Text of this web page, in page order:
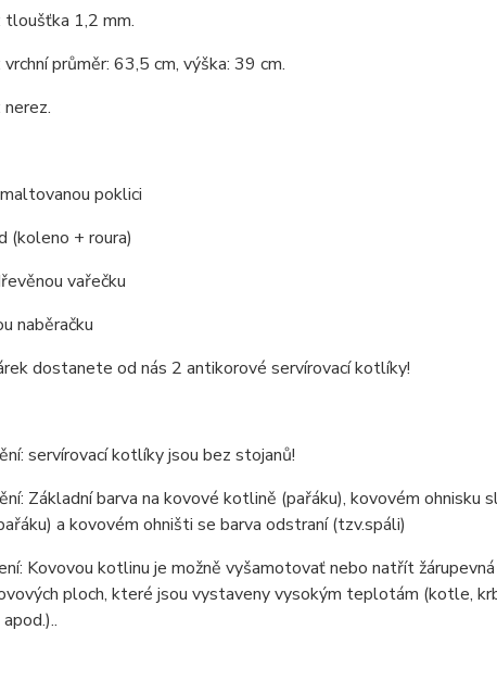
1,2 mm.
průměr: 63,5 cm, výška: 39 cm.
poklici
(koleno + roura)
vařečku
naběračku
dostanete od nás 2 antikorové servírovací kotlíky!
servírovací kotlíky jsou bez stojanů!
Základní barva na kovové kotlině (pařáku), kovovém ohnisku
a kovovém ohništi se barva odstraní (tzv.spáli)
Kovovou kotlinu je možně vyšamotovať nebo natřít
ploch, které jsou vystaveny vysokým teplotám (kotle,